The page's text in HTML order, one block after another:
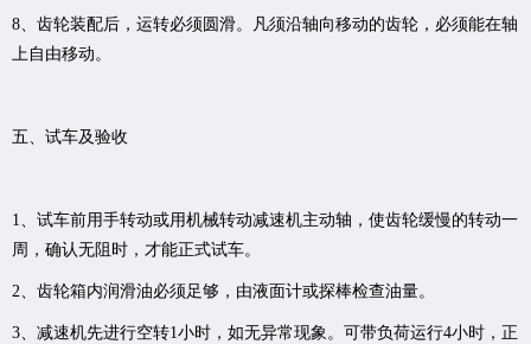
8、齿轮装配后，运转必须圆滑。凡须沿轴向移动的齿轮，必须能在轴
上自由移动。
五、 试车及验收
1、试车前用手转动或用机械转动减速机主动轴，使齿轮缓慢的转动一
周，确认无阻时，才能正式试车。
2、齿轮箱内润滑油必须足够，由液面计或探棒检查油量。
3、减速机先进行空转1小时，如无异常现象。可带负荷运行4小时，正